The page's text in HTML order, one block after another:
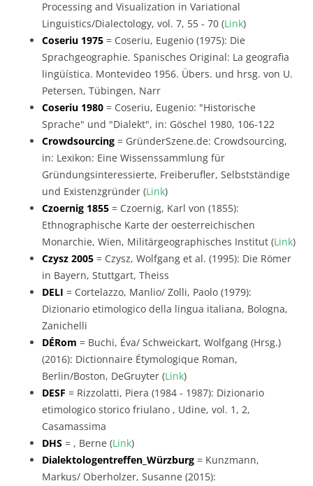
Processing and Visualization in Variational
Linguistics/Dialectology, vol. 7, 55 - 70 (Link)
Coseriu 1975 = Coseriu, Eugenio (1975): Die
Sprachgeographie. Spanisches Original: La geografia
lingüística. Montevideo 1956. Übers. und hrsg. von U.
Petersen, Tübingen, Narr
Coseriu 1980 = Coseriu, Eugenio: "Historische
Sprache" und "Dialekt", in: Göschel 1980, 106-122
Crowdsourcing = GründerSzene.de: Crowdsourcing,
in: Lexikon: Eine Wissenssammlung für
Gründungsinteressierte, Freiberufler, Selbstständige
und Existenzgründer (Link)
Czoernig 1855 = Czoernig, Karl von (1855):
Ethnographische Karte der oesterreichischen
Monarchie, Wien, Militärgeographisches Institut (Link)
Czysz 2005 = Czysz, Wolfgang et al. (1995): Die Römer
in Bayern, Stuttgart, Theiss
DELI = Cortelazzo, Manlio/ Zolli, Paolo (1979):
Dizionario etimologico della lingua italiana, Bologna,
Zanichelli
DÉRom = Buchi, Éva/ Schweickart, Wolfgang (Hrsg.)
(2016): Dictionnaire Étymologique Roman,
Berlin/Boston, DeGruyter (Link)
DESF = Rizzolatti, Piera (1984 - 1987): Dizionario
etimologico storico friulano , Udine, vol. 1, 2,
Casamassima
DHS = , Berne (Link)
Dialektologentreffen_Würzburg = Kunzmann,
Markus/ Oberholzer, Susanne (2015):